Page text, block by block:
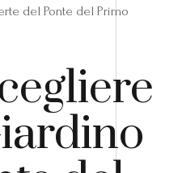
del Ponte del Primo